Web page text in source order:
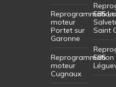
Reprogrammation
moteur
Portet sur
Garonne
Reprogrammation
moteur
Cugnaux
E85 La
Saint
E85